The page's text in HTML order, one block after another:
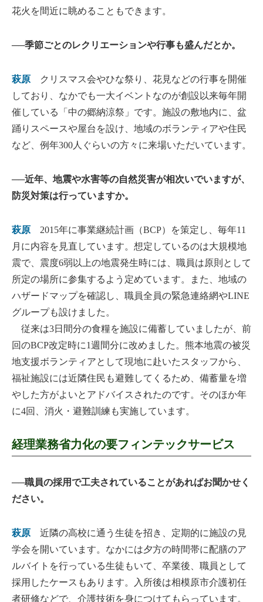
花火を間近に眺めることもできます。
──季節ごとのレクリエーションや行事も盛んだとか。
萩原 クリスマス会やひな祭り、花見などの行事を開催
しており、なかでも一大イベントなのが創設以来毎年開
催している「中の郷納涼祭」です。施設の敷地内に、盆
踊りスペースや屋台を設け、地域のボランティアや住民
など、例年300人ぐらいの方々に来場いただいています。
──近年、地震や水害等の自然災害が相次いでいますが、
防災対策は行っていますか。
萩原 2015年に事業継続計画（BCP）を策定し、毎年11
月に内容を見直しています。想定しているのは大規模地
震で、震度6弱以上の地震発生時には、職員は原則として
所定の場所に参集するよう定めています。また、地域の
ハザードマップを確認し、職員全員の緊急連絡網やLINE
グループも設けました。
従来は3日間分の食糧を施設に備蓄していましたが、前
回のBCP改定時に1週間分に改めました。熊本地震の被災
地支援ボランティアとして現地に赴いたスタッフから、
福祉施設には近隣住民も避難してくるため、備蓄量を増
やした方がよいとアドバイスされたのです。そのほか年
に4回、消火・避難訓練も実施しています。
経理業務省力化の要フィンテックサービス
──職員の採用で工夫されていることがあればお聞かせく
ださい。
萩原 近隣の高校に通う生徒を招き、定期的に施設の見
学会を開いています。なかには夕方の時間帯に配膳のア
ルバイトを行っている生徒もいて、卒業後、職員として
採用したケースもあります。入所後は相模原市介護初任
者研修などで、介護技術を身につけてもらっています。